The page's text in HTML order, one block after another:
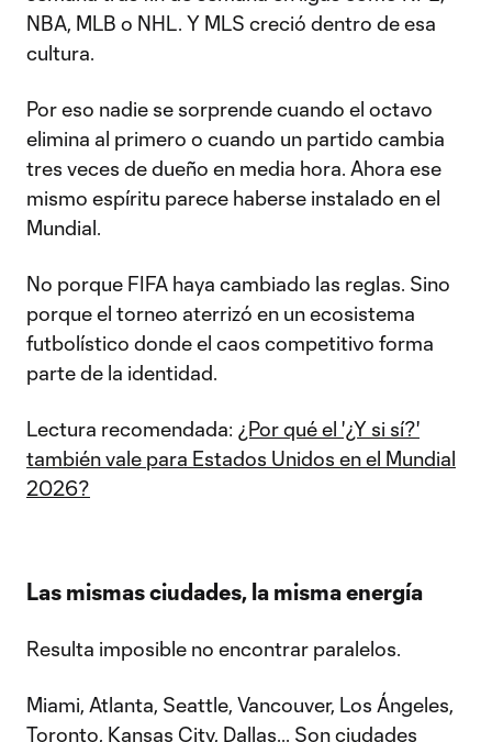
NBA, MLB o NHL. Y MLS creció dentro de esa
cultura.
Por eso nadie se sorprende cuando el octavo
elimina al primero o cuando un partido cambia
tres veces de dueño en media hora. Ahora ese
mismo espíritu parece haberse instalado en el
Mundial.
No porque FIFA haya cambiado las reglas. Sino
porque el torneo aterrizó en un ecosistema
futbolístico donde el caos competitivo forma
parte de la identidad.
Lectura recomendada: ¿Por qué el '¿Y si sí?'
también vale para Estados Unidos en el Mundial
2026?
Las mismas ciudades, la misma energía
Resulta imposible no encontrar paralelos.
Miami, Atlanta, Seattle, Vancouver, Los Ángeles,
Toronto, Kansas City, Dallas... Son ciudades